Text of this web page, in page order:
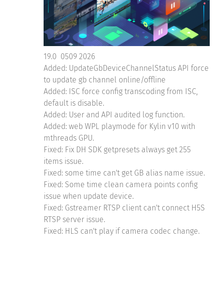
19.0 0509 2026
Added: UpdateGbDeviceChannelStatus API force
to update gb channel online/offline
Added: ISC force config transcoding from ISC,
default is disable.
Added: User and API audited log function.
Added: web WPL playmode for Kylin v10 with
mthreads GPU.
Fixed: Fix DH SDK getpresets always get 255
items issue.
Fixed: some time can't get GB alias name issue.
Fixed: Some time clean camera points config
issue when update device.
Fixed: Gstreamer RTSP client can't connect H5S
RTSP server issue.
Fixed: HLS can't play if camera codec change.